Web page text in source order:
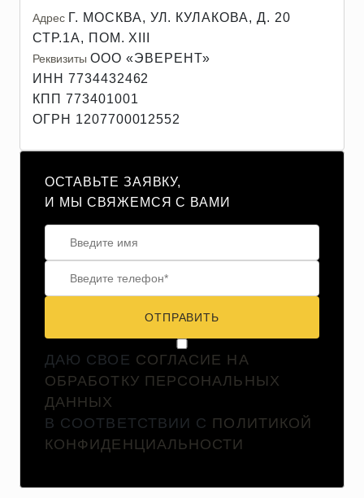
Адрес Г. МОСКВА, УЛ. КУЛАКОВА, Д. 20
СТР.1А, ПОМ. XIII
Реквизиты ООО «ЭВЕРЕНТ»
ИНН 7734432462
КПП 773401001
ОГРН 1207700012552
ОСТАВЬТЕ ЗАЯВКУ,
И МЫ СВЯЖЕМСЯ С ВАМИ
ОТПРАВИТЬ
ДАЮ СВОЕ СОГЛАСИЕ НА
ОБРАБОТКУ ПЕРСОНАЛЬНЫХ
ДАННЫХ
В СООТВЕТСТВИИ С ПОЛИТИКОЙ
КОНФИДЕНЦИАЛЬНОСТИ